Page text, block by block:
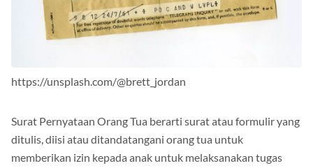
https://unsplash.com/@brett_jordan
Surat Pernyataan Orang Tua berarti surat atau formulir yang
ditulis, diisi atau ditandatangani orang tua untuk
memberikan izin kepada anak untuk melaksanakan tugas